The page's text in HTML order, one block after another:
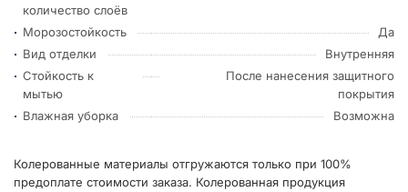
количество слоёв
Морозостойкость
Да
Вид отделки
Внутренняя
Стойкость к
мытью
После нанесения защитного
покрытия
Влажная уборка
Возможна
Колерованные материалы отгружаются только при 100%
предоплате стоимости заказа. Колерованная продукция